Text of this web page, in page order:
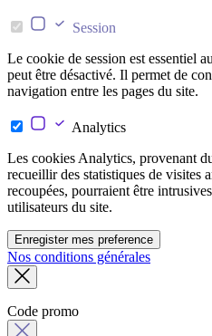
Session
Le cookie de session est essentiel
peut être désactivé. Il permet de
navigation entre les pages du site.
Analytics
Les cookies Analytics, provenant
recueillir des statistiques de visites
recoupées, pourraient être
utilisateurs du site.
Enregister mes preference
Nos conditions générales
Code promo